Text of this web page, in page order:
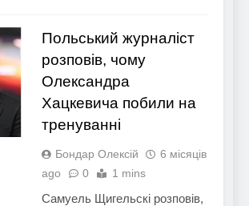
Польський журналіст
розповів, чому
Олександра
Хацкевича побили на
тренуванні
Бондар Олексій
6 місяців
ago
0 1 mins
Самуель Щигельскі розповів,